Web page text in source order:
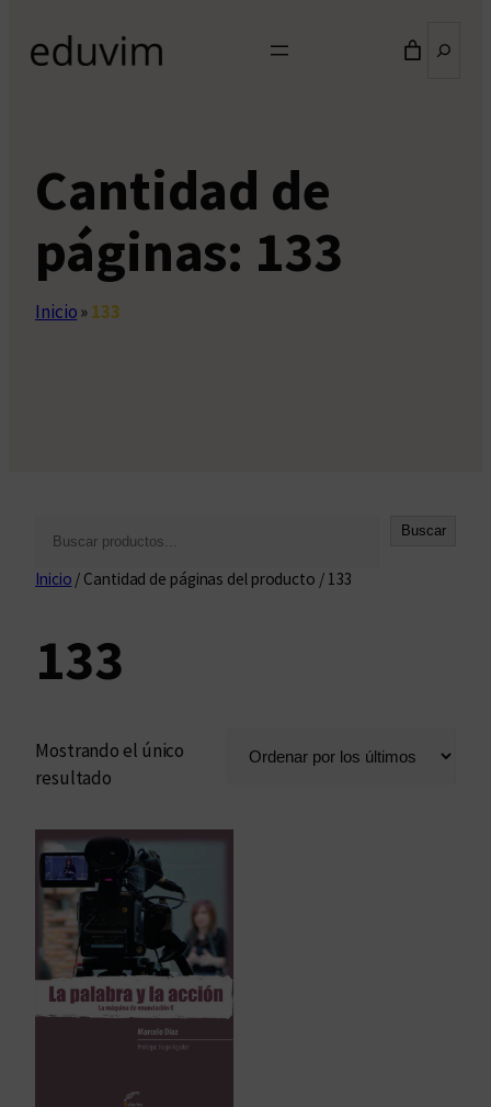
Cantidad de
páginas: 133
Inicio»133
s
Buscar
Inicio / Cantidad de páginas del producto / 133
133
Mostrando el único
resultado